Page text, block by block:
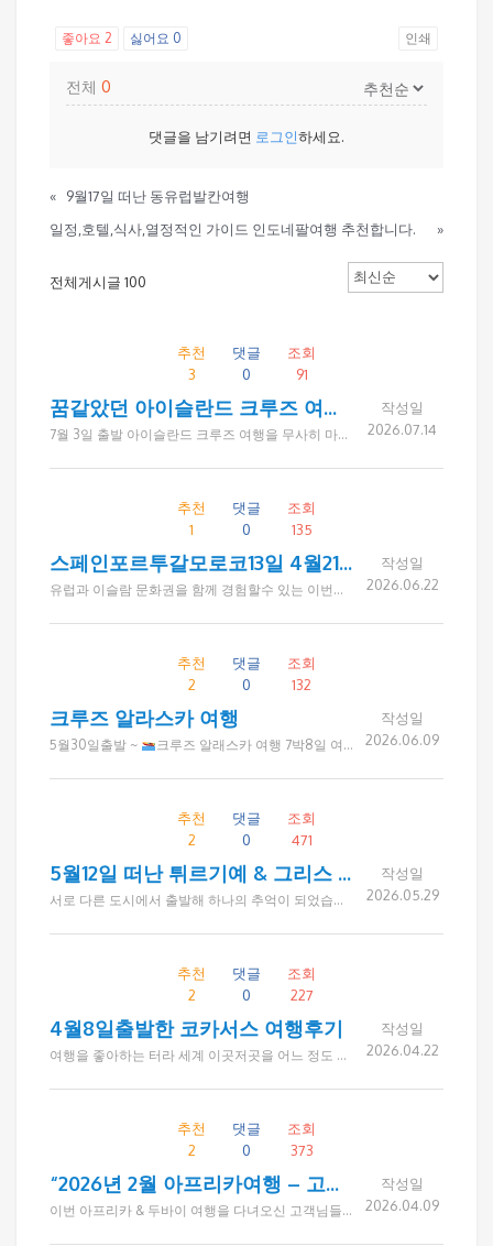
좋아요 2 싫어요 0 인쇄
전체 0
댓글을 남기려면 로그인하세요.
«
9월17일 떠난 동유럽발칸여행
일정,호텔,식사,열정적인 가이드 인도네팔여행 추천합니다.
»
전체게시글 100
추천
3
댓글
0
조회
91
꿈같았던 아이슬란드 크루즈 여행, 함께해서 더욱 행복했습니다.
7월 3일 출발 아이슬란드 크루즈 여행을 무사히 마치고 돌아왔습니다. 여행 후 많은 선생님들께서 "덕분에 편안하고 즐거운 여행이었다", "좋은 분들과 함께해 더욱 뜻깊었다", "평생 잊지 못할 추억이 되었다"는 따뜻한 말씀을 전해 주셨습니다. 특히 무더운 여름, 시원한 아이슬란드의 대자연을 감상하며 아름다운 풍경과 특별한 경험을 함께 나눌 수 있었고, 미국 각 지역에서 오신 좋은 분들과 소중한 인연을 맺을 수 있었던 시간이었습니다. 여행사를 통한 첫 그룹 크루즈 여행이라 처음에는 다소 어색하셨지만, 여행이 끝날 무렵에는 서로 정을 나누며 다음 만남을 기약하는 모습이 무척 인상적이었습니다. 여행이 끝난 후에도 "벌써 꿈같은 시간이 지나갔다", "추억이 오래도록 마음속에 남을 것 같다"는 말씀을 남겨주신 고객님들께 진심으로 감사드립니다. 드림투어는 앞으로도 고객 한 분 한 분이 편안하고 안전하게 여행하실 수 있도록 세심하게 준비하고, 좋은 사람들과 아름다운 추억을 만들어 가는 여행을 선사하겠습니다. 함께해 주신 모든 선생님들께 다시 한번 감사드리며, 늘 건강과 행복이 함께하시길 기원합니다. 감사합니다. - 드림투어 아이슬란드 크루즈팀 일동 - 고객 후기 한마디 "덕분에 많이 보고, 많이 먹고, 정말 편안한 여행이었습니다." "좋은 여행 코스와 좋은 분들과의 만남이 너무 좋았습니다." "사장님의 세심한 배려 덕분에 즐겁고 안전한 여행이 되었습니다." "추억에 오래 남을 행복한 여행이었습니다." "함께 여행한 모든 분들께 감사드립니다. 다음에 또 뵙기를 바랍니다." "아름다운 아이슬란드의 풍경과 소중한 인연을 오래 기억하겠습니다."
작성일
2026.07.14
추천
1
댓글
0
조회
135
스페인포르투갈모로코13일 4월21일
유럽과 이슬람 문화권을 함께 경험할수 있는 이번여행은 드림투어로 다녀오신분이 추천해서 다녀오게 되었는데 호텔이 전반적으로 깨끗하고, 식사가 생각보다 훨씬 잘 나와 만족했습니다. 가기전에는 모로코 뭐 볼꺼 있나? 했는데 다녀와서는 모로코가 가장 기억에 남습니다. 장거리 일정이었지만 전반적으로 만족스러웠고 사장님과 가이드님이 세심하게 챙겨주셔서 편안하게 여행했습니다. 추천해주신 분께도 감사드리고, 앞으로 발전하는 여행사가 되시길 바랍니다. 다음 여행은 크로아티아를 가보고 싶습니다. 연락드리겠습니다
작성일
2026.06.22
추천
2
댓글
0
조회
132
크루즈 알라스카 여행
5월30일출발 ~ 크루즈 알래스카 여행 7박8일 여정을 행복하고 즐겁게 다녀왔습니다. 육지로만 다니다가 처음으로 크루즈(로열프린세스)를 탔는데 그곳에는 화려한 많은 프로그램이있었고 다양한 음식들 최선을 다하는 승무원들과 배려심 많은 종시자들 있어서 감사했습니다~ 좋은 날씨와 축복속에 드림투어 인솔자 및 기사님 그리고 함께 여행하신분들의 배려덕분에 더 좋은 여행이었습니다 드림투어 제이미가이드의 설명과 통솔력 축복에 크루즈여행의 묘미를 맘껏 누려 매일 매일이 기적의 날였습니다. 해외여행의 색다른 큰 경험을 해보며 , 드림투어에 감사하고 예약부터 끝까지 성실히 해주신 레이첼씨의 행함에 다른 여행객들에게도 큰 영향력 미칠것 기대하며. 항상 건강하시길
작성일
2026.06.09
추천
2
댓글
0
조회
471
5월12일 떠난 튀르기예 & 그리스 12일간 여행
서로 다른 도시에서 출발해 하나의 추억이 되었습니다 이번 튀르기예 & 그리스 여행에는 LA, 아틀란타, 필라델피아 등 미국 각 지역에서 오신 고객분들이 함께하셨습니다. 처음 만난 분들이었지만 여행이 진행될수록 서로를 배려하고 챙기며, 도움이 필요한 순간에는 먼저 손을 내미는 따뜻한 모습이 인상적이었습니다. 아름다운 풍경과 역사적인 명소도 여행의 소중한 추억이 되었지만, 무엇보다 함께한 좋은 분들 덕분에 더욱 행복하고 의미 있는 시간이 되었습니다. 여행을 마친 후 단체 카톡방에는 "정말 즐거운 여행이었다", "좋은 분들을 만나 행복했다", "다음 여행도 함께하고 싶다"는 감사의 메시지가 이어졌습니다. 드림투어는 좋은 여행 상품을 만드는 것만큼 좋은 분들이 함께하는 여행 문화를 소중하게 생각합니다. 이번 여행을 더욱 특별하게 만들어 주신 모든 고객님들께 진심으로 감사드립니다. 함께여서 더욱 행복했던 튀르기예 & 그리스 여행의 소중한 순간들을 사진으로 소개합니다.
작성일
2026.05.29
추천
2
댓글
0
조회
227
4월8일출발한 코카서스 여행후기
여행을 좋아하는 터라 세계 이곳저곳을 어느 정도 다녀보고 나니, 아직은 좀 낯설기는 하지만 새로운 문화를 접해보고 싶어 코카서스에 대한 기대감으로 예약을 했는데 중동전쟁여파로 취소해야하나 고민이 많았지만 참여하기로 결정하고 떠난 코카서스 여행이었습니다. 드림투어를 통해 많은 여행을 다녔지만 이번 여행 역시 만족도가 높았고 함께한 일행분들이 너~무 좋아서 두배로 즐겁고 행복한 여행이었습니다. 순수하고 숙박함이 가득한 코카서스, 호텔, 음식 뭐하나 부족함이 없던 여행을 준비해주신 드림투어에 감사드립니다.
작성일
2026.04.22
추천
2
댓글
0
조회
373
“2026년 2월 아프리카여행 – 고객 감사 메시지 모음”
이번 아프리카 & 두바이 여행을 다녀오신 고객님들께서 여행 후 카카오톡으로 많은 감사의 메시지를 보내주셨습니다. 연세가 있으신 고객님들이 많아 홈페이지 후기 대신 카톡으로 마음을 전해주셨고, 그 따뜻한 글들을 모아 정리해 소개드립니다. 드림투어를 믿고 함께해주셔서 진심으로 감사드립니다.
작성일
2026.04.09